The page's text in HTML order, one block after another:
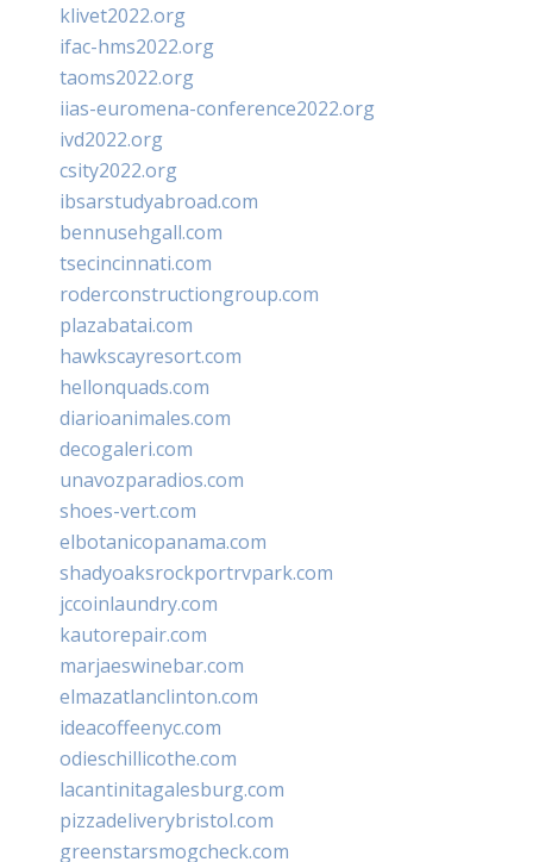
klivet2022.org
ifac-hms2022.org
taoms2022.org
iias-euromena-conference2022.org
ivd2022.org
csity2022.org
ibsarstudyabroad.com
bennusehgall.com
tsecincinnati.com
roderconstructiongroup.com
plazabatai.com
hawkscayresort.com
hellonquads.com
diarioanimales.com
decogaleri.com
unavozparadios.com
shoes-vert.com
elbotanicopanama.com
shadyoaksrockportrvpark.com
jccoinlaundry.com
kautorepair.com
marjaeswinebar.com
elmazatlanclinton.com
ideacoffeenyc.com
odieschillicothe.com
lacantinitagalesburg.com
pizzadeliverybristol.com
greenstarsmogcheck.com